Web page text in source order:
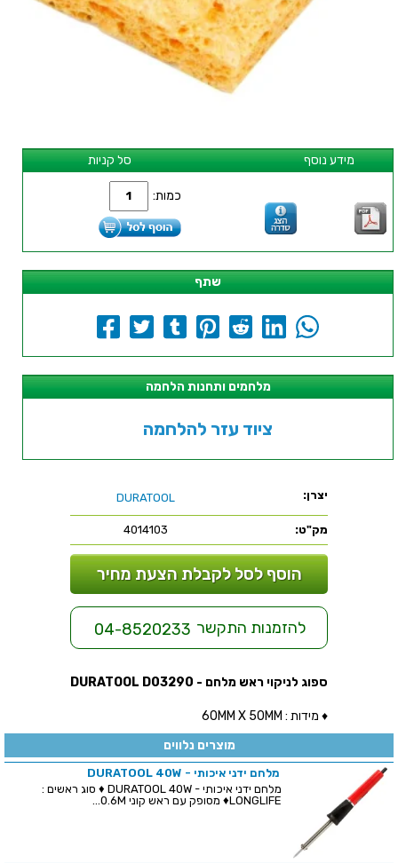
סל קניות מידע נוסף
כמות:
שתף
מלחמים ותחנות הלחמה
ציוד עזר להלחמה
יצרן: DURATOOL
מק"ט: 4014103
הוסף לסל לקבלת הצעת מחיר
להזמנות התקשר 04-8520233
ספוג לניקוי ראש מלחם - DURATOOL D03290
♦ מידות : 60MM X 50MM
מוצרים נלווים
מלחם ידני איכותי - DURATOOL 40W
מלחם ידני איכותי - DURATOOL 40W ♦ סוג ראשים :
LONGLIFE♦ מסופק עם ראש קוני 0.6M...